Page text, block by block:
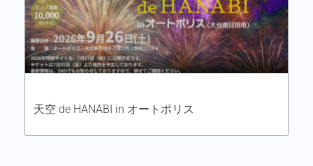
天空 de HANABI in オートポリス